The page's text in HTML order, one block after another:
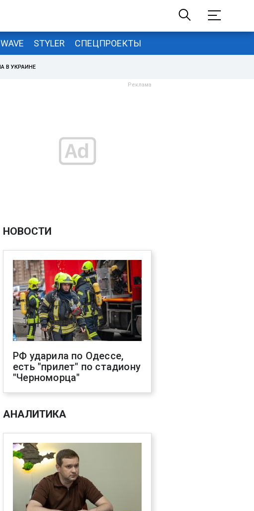
WAVE STYLER СПЕЦПРОЕКТЫ
В УКРАИНЕ
НОВОСТИ
РФ ударила по Одессе,
есть "прилет" по стадиону
"Черноморца"
АНАЛИТИКА